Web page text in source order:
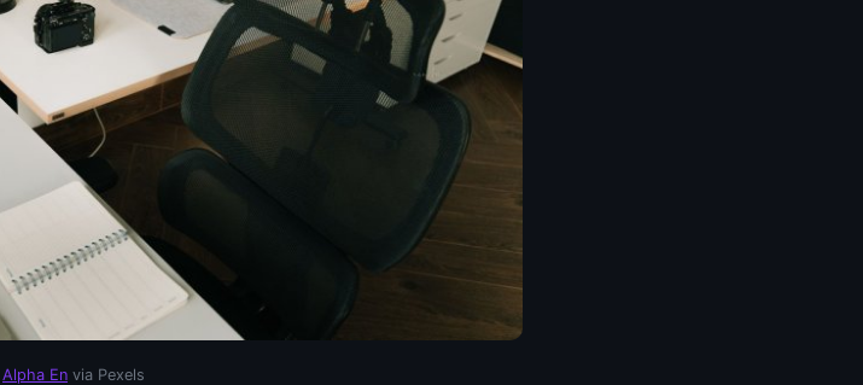
Alpha En via Pexels